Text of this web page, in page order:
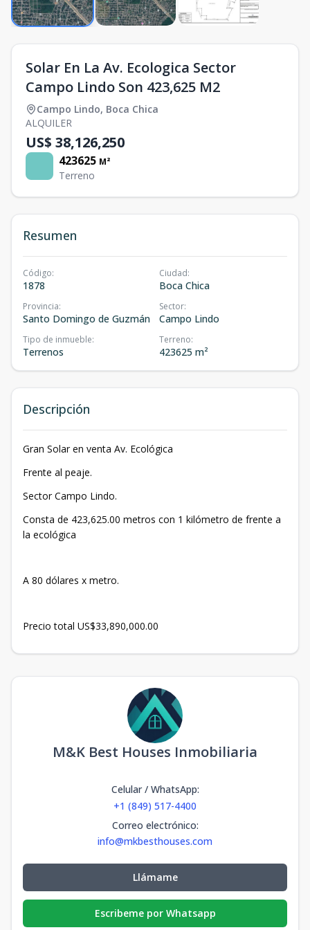
Solar En La Av. Ecologica Sector
Campo Lindo Son 423,625 M2
Campo Lindo, Boca Chica
ALQUILER
US$ 38,126,250
423625 M²
Terreno
Resumen
Código:
1878
Ciudad:
Boca Chica
Provincia:
Santo Domingo de Guzmán
Sector:
Campo Lindo
Tipo de inmueble:
Terrenos
Terreno:
423625 m²
Descripción
Gran Solar en venta Av. Ecológica
Frente al peaje.
Sector Campo Lindo.
Consta de 423,625.00 metros con 1 kilómetro de frente a
la ecológica
A 80 dólares x metro.
Precio total US$33,890,000.00
M&K Best Houses Inmobiliaria
Celular / WhatsApp:
+1 (849) 517-4400
Correo electrónico:
info@mkbesthouses.com
Llámame
Escribeme por Whatsapp